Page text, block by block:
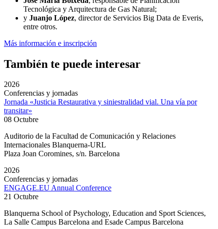
Tecnológica y Arquitectura de Gas Natural;
y Juanjo López, director de Servicios Big Data de Everis,
entre otros.
Más información e inscripción
También te puede interesar
2026
Conferencias y jornadas
Jornada «Justicia Restaurativa y siniestralidad vial. Una vía por
transitar»
08 Octubre
Auditorio de la Facultad de Comunicación y Relaciones
Internacionales Blanquerna-URL
Plaza Joan Coromines, s/n. Barcelona
2026
Conferencias y jornadas
ENGAGE.EU Annual Conference
21 Octubre
Blanquerna School of Psychology, Education and Sport Sciences,
La Salle Campus Barcelona and Esade Campus Barcelona